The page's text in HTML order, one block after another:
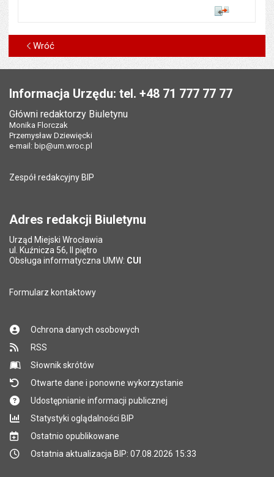
Porównaj
Wróć
Informacja Urzędu: tel. +48 71 777 77 77
Główni redaktorzy Biuletynu
Monika Florczak
Przemysław Dziewięcki
e-mail: bip@um.wroc.pl
Zespół redakcyjny BIP
Adres redakcji Biuletynu
Urząd Miejski Wrocławia
ul. Kuźnicza 56, II piętro
Obsługa informatyczna UMW: CUI
Formularz kontaktowy
Ochrona danych osobowych
RSS
Słownik skrótów
Otwarte dane i ponowne wykorzystanie
Udostępnianie informacji publicznej
Statystyki oglądalności BIP
Ostatnio opublikowane
Ostatnia aktualizacja BIP: 07.08.2026 15:33